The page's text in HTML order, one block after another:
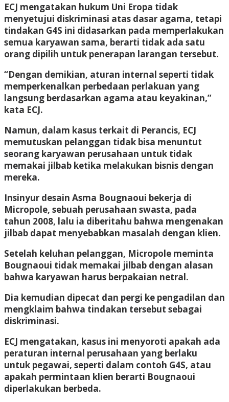
ECJ mengatakan hukum Uni Eropa tidak
menyetujui diskriminasi atas dasar agama, tetapi
tindakan G4S ini didasarkan pada memperlakukan
semua karyawan sama, berarti tidak ada satu
orang dipilih untuk penerapan larangan tersebut.
“Dengan demikian, aturan internal seperti tidak
memperkenalkan perbedaan perlakuan yang
langsung berdasarkan agama atau keyakinan,”
kata ECJ.
Namun, dalam kasus terkait di Perancis, ECJ
memutuskan pelanggan tidak bisa menuntut
seorang karyawan perusahaan untuk tidak
memakai jilbab ketika melakukan bisnis dengan
mereka.
Insinyur desain Asma Bougnaoui bekerja di
Micropole, sebuah perusahaan swasta, pada
tahun 2008, lalu ia diberitahu bahwa mengenakan
jilbab dapat menyebabkan masalah dengan klien.
Setelah keluhan pelanggan, Micropole meminta
Bougnaoui tidak memakai jilbab dengan alasan
bahwa karyawan harus berpakaian netral.
Dia kemudian dipecat dan pergi ke pengadilan dan
mengklaim bahwa tindakan tersebut sebagai
diskriminasi.
ECJ mengatakan, kasus ini menyoroti apakah ada
peraturan internal perusahaan yang berlaku
untuk pegawai, seperti dalam contoh G4S, atau
apakah permintaan klien berarti Bougnaoui
diperlakukan berbeda.